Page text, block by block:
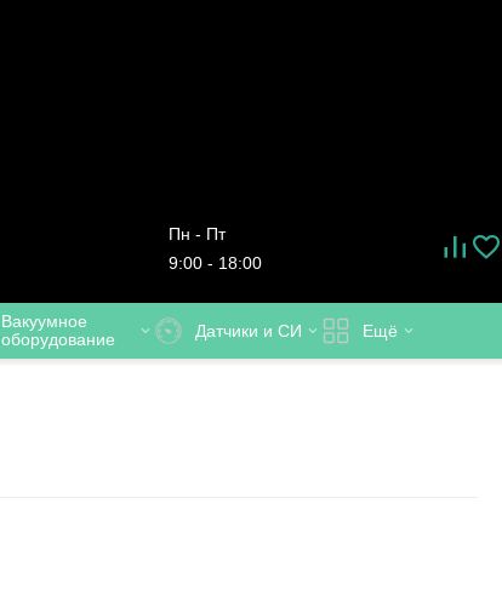
Пн - Пт
9:00 - 18:00
Вакуумное
оборудование
Датчики и СИ Ещё